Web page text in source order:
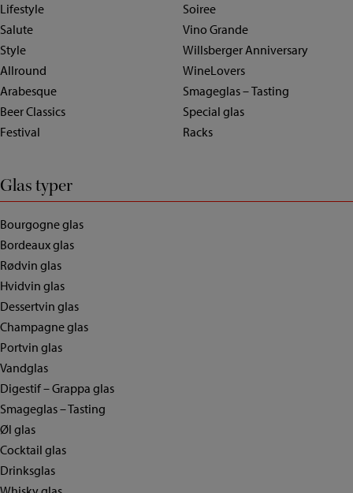
Lifestyle
Salute
Style
Allround
Arabesque
Beer Classics
Festival
Soiree
Vino Grande
Willsberger Anniversary
WineLovers
Smageglas – Tasting
Special glas
Racks
Glas typer
Bourgogne glas
Bordeaux glas
Rødvin glas
Hvidvin glas
Dessertvin glas
Champagne glas
Portvin glas
Vandglas
Digestif – Grappa glas
Smageglas – Tasting
Øl glas
Cocktail glas
Drinksglas